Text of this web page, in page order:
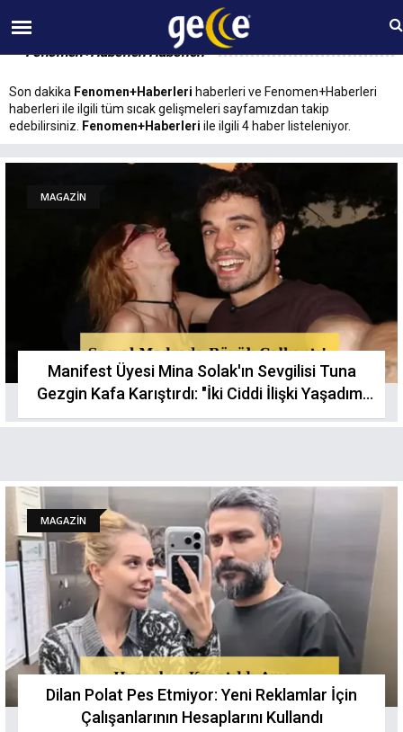
08 AĞUSTOS Cumartesi 05:16
Fenomen+Haberleri Haberleri
Son dakika Fenomen+Haberleri haberleri ve Fenomen+Haberleri
haberleri ile ilgili tüm sıcak gelişmeleri sayfamızdan takip
edebilirsiniz.
Fenomen+Haberleri ile ilgili 4 haber listeleniyor.
MAGAZİN
Manifest Üyesi Mina Solak'ın Sevgilisi Tuna
Gezgin Kafa Karıştırdı: "İki Ciddi İlişki Yaşadım,
Yürümedi"
MAGAZİN
Dilan Polat Pes Etmiyor: Yeni Reklamlar İçin
Çalışanlarının Hesaplarını Kullandı